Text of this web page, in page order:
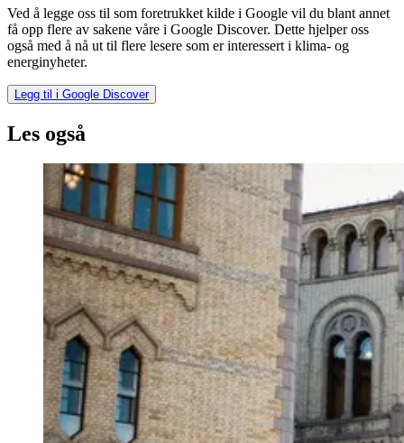
Ved å legge oss til som foretrukket kilde i Google vil du blant annet
få opp flere av sakene våre i Google Discover. Dette hjelper oss
også med å nå ut til flere lesere som er interessert i klima- og
energinyheter.
Legg til i Google Discover
Les også